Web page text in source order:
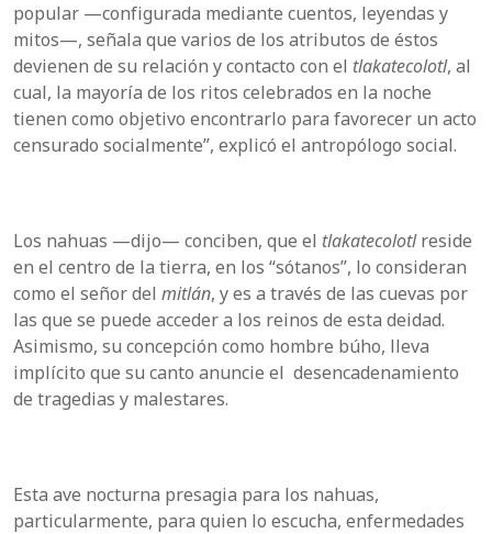
popular —configurada mediante cuentos, leyendas y
mitos—, señala que varios de los atributos de éstos
devienen de su relación y contacto con el tlakatecolotl, al
cual, la mayoría de los ritos celebrados en la noche
tienen como objetivo encontrarlo para favorecer un acto
censurado socialmente”, explicó el antropólogo social.
Los nahuas —dijo— conciben, que el tlakatecolotlreside
en el centro de la tierra, en los “sótanos”, lo consideran
como el señor del mitlán, y es a través de las cuevas por
las que se puede acceder a los reinos de esta deidad.
Asimismo, su concepción como hombre búho, lleva
implícito que su canto anuncie el desencadenamiento
de tragedias y malestares.
Esta ave nocturna presagia para los nahuas,
particularmente, para quien lo escucha, enfermedades